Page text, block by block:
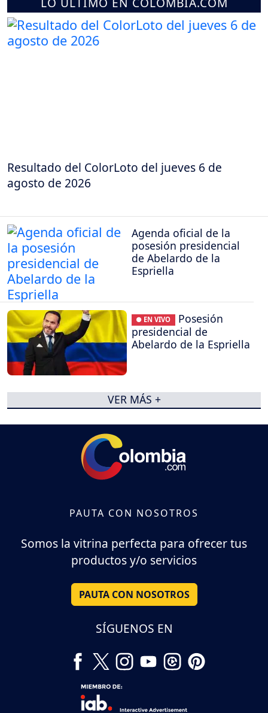
Resultado del ColorLoto del jueves 6 de
agosto de 2026
Agenda oficial de la
posesión presidencial
de Abelardo de la
Espriella
● EN VIVO
Posesión
presidencial de
Abelardo de la Espriella
VER MÁS +
PAUTA CON NOSOTROS
Somos la vitrina perfecta para ofrecer tus
productos y/o servicios
PAUTA CON NOSOTROS
SÍGUENOS EN